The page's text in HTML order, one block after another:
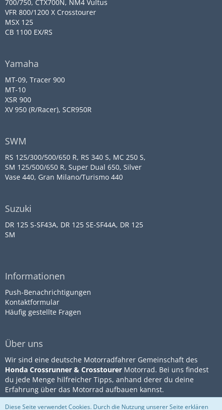
700/750, CTX700N, NM4 Vultus
VFR 800/1200 X Crosstourer
MSX 125
CB 1100 EX/RS
Yamaha
MT-09, Tracer 900
MT-10
XSR 900
XV 950 (R/Racer), SCR950R
SWM
RS 125/300/500/650 R, RS 340 S, MC 250 S,
SM 125/500/650 R, Super Dual 650, Silver
Vase 440, Gran Milano/Turismo 440
Suzuki
DR 125 S-SF43A, DR 125 SE-SF44A, DR 125
SM
Informationen
Push-Benachrichtigungen
Kontaktformular
Häufig gestellte Fragen
Über uns
Wir sind eine deutsche Motorradfahrer Gemeinschaft des
Honda Crossrunner & Crosstourer Motorrad. Bei uns findest
du jede Menge hilfreicher Tipps, anhand derer du deine
Erfahrung über das Motorrad aufbauen kannst.
Diese Seite verwendet Cookies. Durch die Nutzung unserer Seite erklären